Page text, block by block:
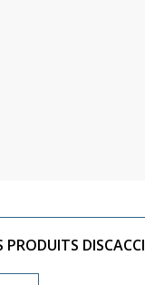
PRODUITS